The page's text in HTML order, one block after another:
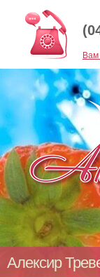
Алексир